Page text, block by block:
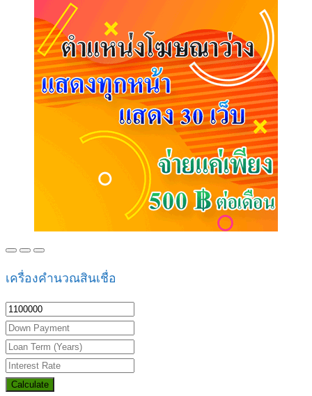
เครื่องคำนวณสินเชื่อ
Calculate